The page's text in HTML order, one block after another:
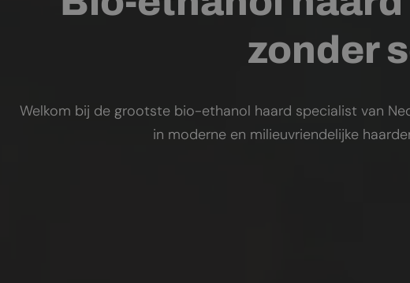
zonder
Welkom bij de grootste bio-ethanol haard specialist van
in moderne en milieuvriendelijke